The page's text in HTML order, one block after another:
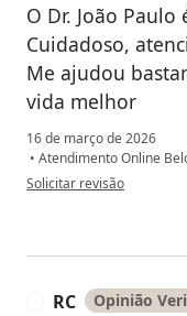
O Dr. João
Cuidadoso,
Me ajudou
vida melhor
16 de março de 2026
• Atendimento Online
na opinião do utilizador J.D.
Solicitar revisão
RC Opinião